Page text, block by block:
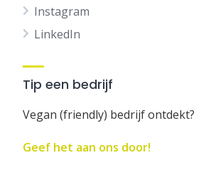
Instagram
LinkedIn
Tip een bedrijf
Vegan (friendly) bedrijf ontdekt?
Geef het aan ons door!